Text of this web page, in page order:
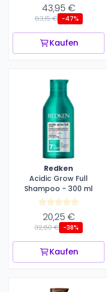
43,95 €
83,15 € -47%
Kaufen
Redken
Acidic Grow Full
Shampoo - 300 ml
20,25 €
32,60 € -38%
Kaufen